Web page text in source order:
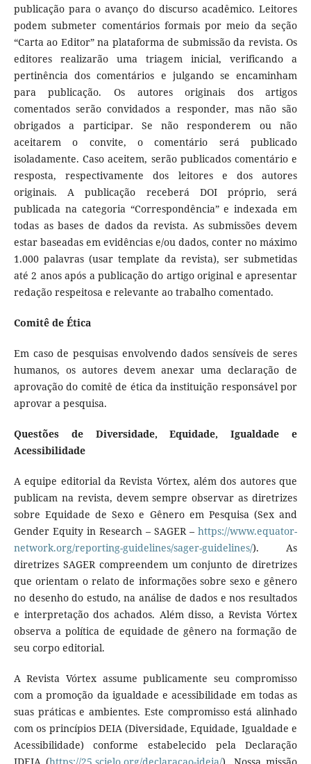
publicação para o avanço do discurso acadêmico. Leitores
podem submeter comentários formais por meio da seção
“Carta ao Editor” na plataforma de submissão da revista. Os
editores realizarão uma triagem inicial, verificando a
pertinência dos comentários e julgando se encaminham
para publicação. Os autores originais dos artigos
comentados serão convidados a responder, mas não são
obrigados a participar. Se não responderem ou não
aceitarem o convite, o comentário será publicado
isoladamente. Caso aceitem, serão publicados comentário e
resposta, respectivamente dos leitores e dos autores
originais. A publicação receberá DOI próprio, será
publicada na categoria “Correspondência” e indexada em
todas as bases de dados da revista. As submissões devem
estar baseadas em evidências e/ou dados, conter no máximo
1.000 palavras (usar template da revista), ser submetidas
até 2 anos após a publicação do artigo original e apresentar
redação respeitosa e relevante ao trabalho comentado.
Comitê de Ética
Em caso de pesquisas envolvendo dados sensíveis de seres
humanos, os autores devem anexar uma declaração de
aprovação do comitê de ética da instituição responsável por
aprovar a pesquisa.
Questões de Diversidade, Equidade, Igualdade e
Acessibilidade
A equipe editorial da Revista Vórtex, além dos autores que
publicam na revista, devem sempre observar as diretrizes
sobre Equidade de Sexo e Gênero em Pesquisa (Sex and
Gender Equity in Research – SAGER –https://www.equator-
network.org/reporting-guidelines/sager-guidelines/). As
diretrizes SAGER compreendem um conjunto de diretrizes
que orientam o relato de informações sobre sexo e gênero
no desenho do estudo, na análise de dados e nos resultados
e interpretação dos achados. Além disso, a Revista Vórtex
observa a política de equidade de gênero na formação de
seu corpo editorial.
A Revista Vórtex assume publicamente seu compromisso
com a promoção da igualdade e acessibilidade em todas as
suas práticas e ambientes. Este compromisso está alinhado
com os princípios DEIA (Diversidade, Equidade, Igualdade e
Acessibilidade) conforme estabelecido pela Declaração